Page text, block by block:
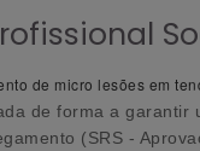
de micro lesões em
de forma a garantir
(SRS -